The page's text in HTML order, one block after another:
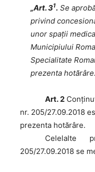
„Art. 31. Se
privind
unor spaţii
Municipiului
Specialitate
prezenta
Art. 2
nr. 205/27.09.2018
prezenta hotărâre.
Celelalte
205/27.09.2018 se